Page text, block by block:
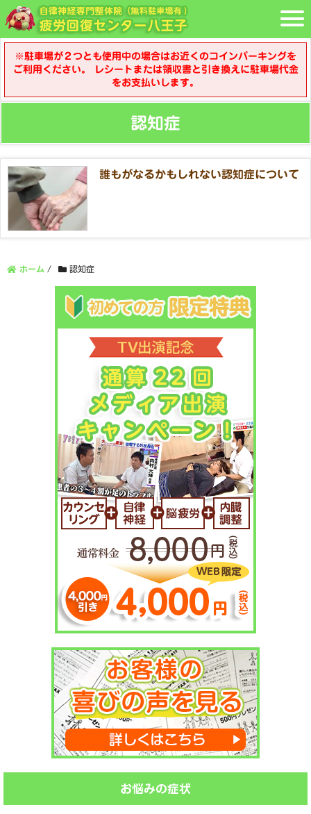
※駐車場が２つとも使用中の場合はお近くのコインパーキングを
ご利用ください。 レシートまたは領収書と引き換えに駐車場代金
をお支払いします。
認知症
誰もがなるかもしれない認知症について
ホーム / 認知症
お悩みの症状